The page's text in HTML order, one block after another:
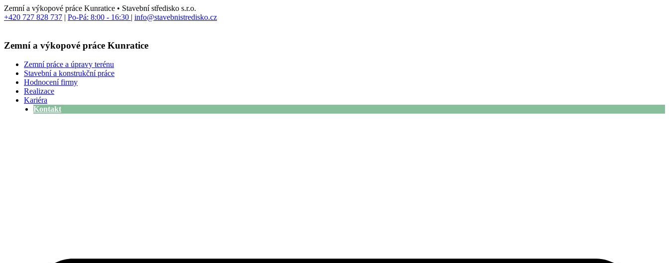
Přejít
k
Zemní a výkopové práce Kunratice • Stavební středisko s.r.o.
+420 727 828 737 | Po-Pá: 8:00 - 16:30 | info@stavebnistredisko.cz
Zemní a výkopové práce Kunratice
Zemní práce a úpravy terénu
Stavební a konstrukční práce
Hodnocení firmy
Realizace
Kariéra
Kontakt